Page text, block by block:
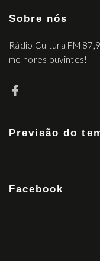
Sobre nós
Rádio Cultura FM
melhores ouvintes!
Previsão do
Facebook